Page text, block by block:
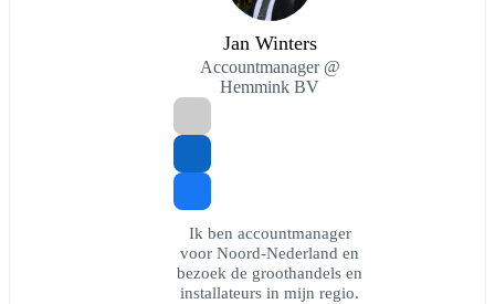
Jan Winters
Accountmanager @
Hemmink BV
Ik ben accountmanager
voor Noord-Nederland en
bezoek de groothandels en
installateurs in mijn regio.